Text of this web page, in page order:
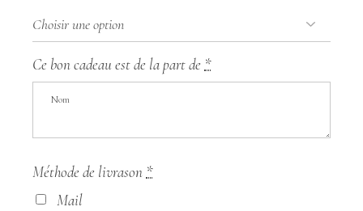
Ce bon cadeau est de la part de *
Méthode de livrason *
Mail